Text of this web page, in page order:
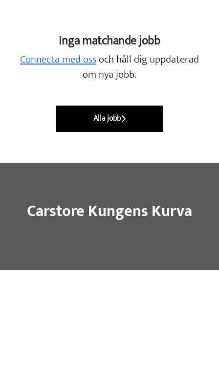
Inga matchande jobb
Connecta med ossoch håll dig uppdaterad
om nya jobb.
Alla jobb
Carstore Kungens Kurva